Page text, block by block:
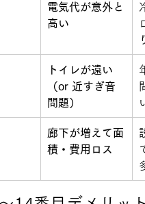
電気代が意外と
高い
トイレが遠い
（or 近すぎ音
問題）
廊下が増えて面
積・費用ロス